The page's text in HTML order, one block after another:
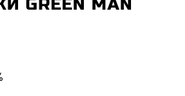
GREEN MAN